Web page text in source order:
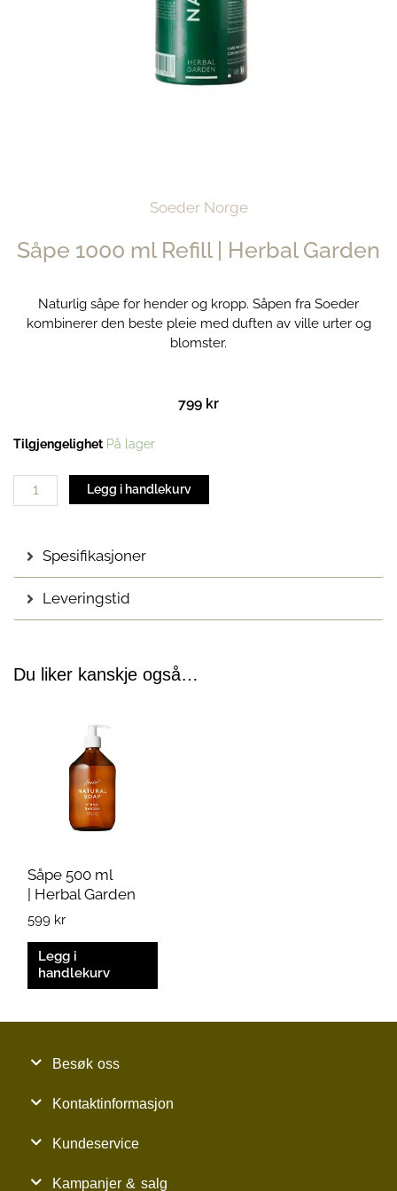
Soeder Norge
Såpe 1000 ml Refill | Herbal Garden
Naturlig såpe for hender og kropp. Såpen fra Soeder
kombinerer den beste pleie med duften av ville urter og
blomster.
799 kr
Tilgjengelighet På lager
Såpe
antall
Legg i handlekurv
Spesifikasjoner
Leveringstid
Du liker kanskje også…
Såpe 500 ml
| Herbal Garden
599 kr
Legg i
handlekurv
Besøk oss
Kontaktinformasjon
Kundeservice
Kampanjer & salg